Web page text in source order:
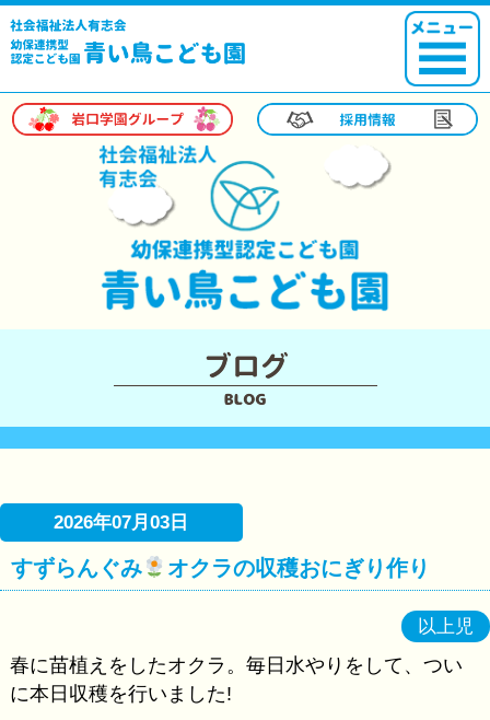
2026年07月03日
すずらんぐみ オクラの収穫おにぎり作り
以上児
春に苗植えをしたオクラ。毎日水やりをして、つい
に本日収穫を行いました!